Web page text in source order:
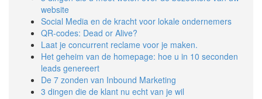
website
Social Media en de kracht voor lokale ondernemers
QR-codes: Dead or Alive?
Laat je concurrent reclame voor je maken.
Het geheim van de homepage: hoe u in 10 seconden
leads genereert
De 7 zonden van Inbound Marketing
3 dingen die de klant nu echt van je wil